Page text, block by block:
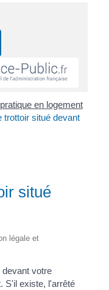
en logement
trottoir situé devant
situé
légale et
devant votre
S'il existe, l'arrêté